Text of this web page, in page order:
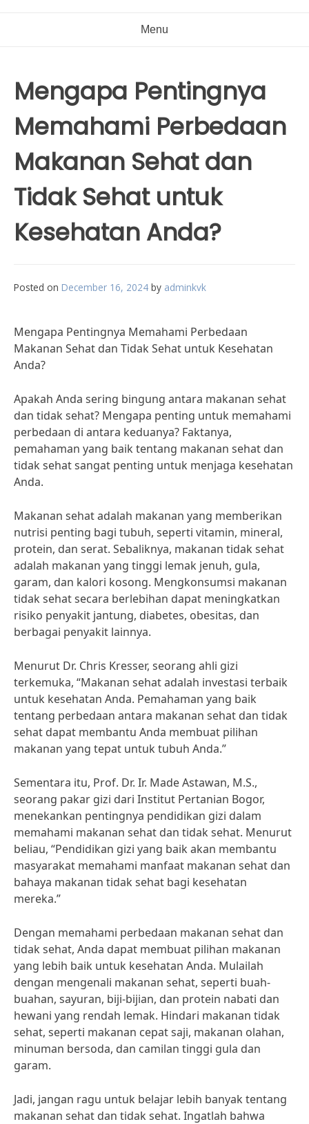
Menu
Mengapa Pentingnya
Memahami Perbedaan
Makanan Sehat dan
Tidak Sehat untuk
Kesehatan Anda?
Posted on December 16, 2024 by adminkvk
Mengapa Pentingnya Memahami Perbedaan
Makanan Sehat dan Tidak Sehat untuk Kesehatan
Anda?
Apakah Anda sering bingung antara makanan sehat
dan tidak sehat? Mengapa penting untuk memahami
perbedaan di antara keduanya? Faktanya,
pemahaman yang baik tentang makanan sehat dan
tidak sehat sangat penting untuk menjaga kesehatan
Anda.
Makanan sehat adalah makanan yang memberikan
nutrisi penting bagi tubuh, seperti vitamin, mineral,
protein, dan serat. Sebaliknya, makanan tidak sehat
adalah makanan yang tinggi lemak jenuh, gula,
garam, dan kalori kosong. Mengkonsumsi makanan
tidak sehat secara berlebihan dapat meningkatkan
risiko penyakit jantung, diabetes, obesitas, dan
berbagai penyakit lainnya.
Menurut Dr. Chris Kresser, seorang ahli gizi
terkemuka, “Makanan sehat adalah investasi terbaik
untuk kesehatan Anda. Pemahaman yang baik
tentang perbedaan antara makanan sehat dan tidak
sehat dapat membantu Anda membuat pilihan
makanan yang tepat untuk tubuh Anda.”
Sementara itu, Prof. Dr. Ir. Made Astawan, M.S.,
seorang pakar gizi dari Institut Pertanian Bogor,
menekankan pentingnya pendidikan gizi dalam
memahami makanan sehat dan tidak sehat. Menurut
beliau, “Pendidikan gizi yang baik akan membantu
masyarakat memahami manfaat makanan sehat dan
bahaya makanan tidak sehat bagi kesehatan
mereka.”
Dengan memahami perbedaan makanan sehat dan
tidak sehat, Anda dapat membuat pilihan makanan
yang lebih baik untuk kesehatan Anda. Mulailah
dengan mengenali makanan sehat, seperti buah-
buahan, sayuran, biji-bijian, dan protein nabati dan
hewani yang rendah lemak. Hindari makanan tidak
sehat, seperti makanan cepat saji, makanan olahan,
minuman bersoda, dan camilan tinggi gula dan
garam.
Jadi, jangan ragu untuk belajar lebih banyak tentang
makanan sehat dan tidak sehat. Ingatlah bahwa